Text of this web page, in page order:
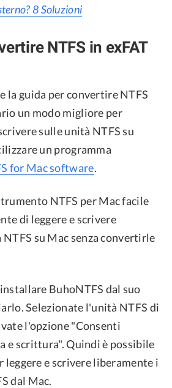
8 Soluzioni
NTFS in exFAT
la guida per convertire NTFS
un modo migliore per
sulle unità NTFS su
un programma
for Mac software.
NTFS per Mac facile
di leggere e scrivere
su Mac senza convertirle
BuhoNTFS dal suo
Selezionate l'unità NTFS di
l'opzione "Consenti
e scrittura". Quindi è possibile
leggere e scrivere liberamente i
dal Mac.